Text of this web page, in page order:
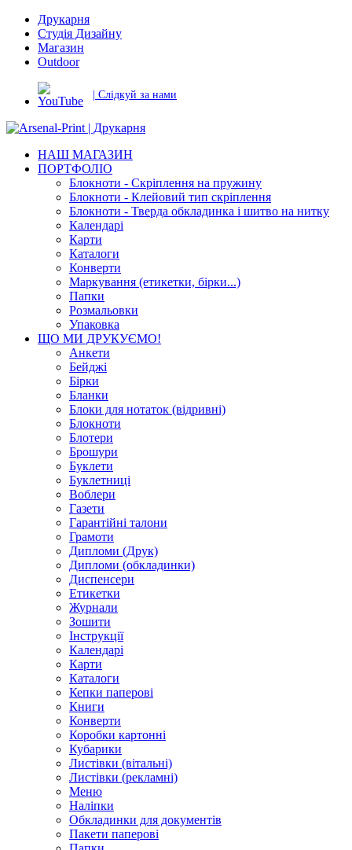
Друкарня
Студія Дизайну
Магазин
Outdoor
| Слідкуй за нами
НАШ МАГАЗИН
ПОРТФОЛІО
Блокноти - Скріплення на пружину
Блокноти - Клейовий тип скріплення
Блокноти - Тверда обкладинка і шитво на нитку
Календарі
Карти
Каталоги
Конверти
Маркування (етикетки, бірки...)
Папки
Розмальовки
Упаковка
ЩО МИ ДРУКУЄМО!
Анкети
Бейджі
Бірки
Бланки
Блоки для нотаток (відривні)
Блокноти
Блотери
Брошури
Буклети
Буклетниці
Воблери
Газети
Гарантійні талони
Грамоти
Дипломи (Друк)
Дипломи (обкладинки)
Диспенсери
Етикетки
Журнали
Зошити
Інструкції
Календарі
Карти
Каталоги
Кепки паперові
Книги
Конверти
Коробки картонні
Кубарики
Листівки (вітальні)
Листівки (рекламні)
Меню
Наліпки
Обкладинки для документів
Пакети паперові